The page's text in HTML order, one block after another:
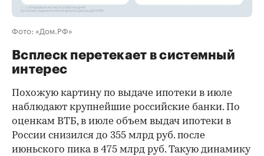
Фото: «Дом.РФ»
Всплеск перетекает в системный
интерес
Похожую картину по выдаче ипотеки в июле
наблюдают крупнейшие российские банки. По
оценкам ВТБ, в июле объем выдач ипотеки в
России снизился до 355 млрд руб. после
июньского пика в 475 млрд руб. Такую динамику